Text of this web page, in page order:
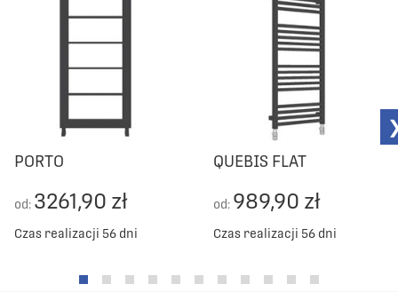
PORTO
od: 3261,90 zł
Czas realizacji 56 dni
QUEBIS FLAT
od: 989,90 zł
Czas realizacji 56 dni